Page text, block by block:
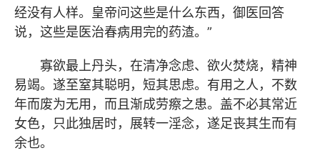
经没有人样。皇帝问这些是什么东西，御医回答
说，这些是医治春病用完的药渣。”
寡欲最上丹头，在清净念虑、欲火焚烧，精神
易竭。遂至窒其聪明，短其思虑。有用之人，不数
年而废为无用，而且渐成劳瘵之患。盖不必其常近
女色，只此独居时，展转一淫念，遂足丧其生而有
余也。